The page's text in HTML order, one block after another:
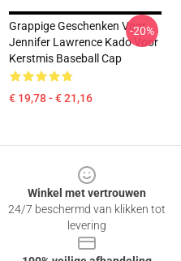
Grappige Geschenken Voor
Jennifer Lawrence Kado Voor
Kerstmis Baseball Cap
€ 19,78 - € 21,16
-20%
Winkel met vertrouwen
24/7 beschermd van klikken tot
levering